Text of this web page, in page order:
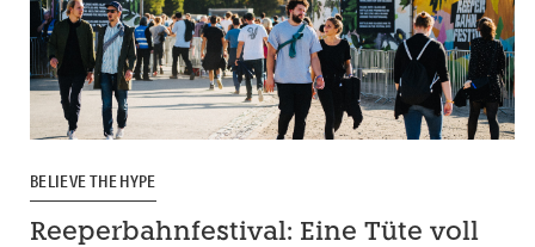
BELIEVE THE HYPE
Reeperbahnfestival: Eine Tüte voll